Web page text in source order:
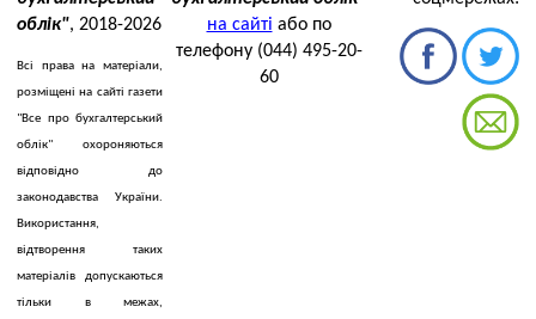
облік", 2018-2026
Всі права на матеріали,
розміщені на сайті газети
"Все про бухгалтерський
облік" охороняються
відповідно до
законодавства України.
Використання,
відтворення таких
матеріалів допускаються
тільки в межах,
на сайті або по
телефону (044) 495-20-
60